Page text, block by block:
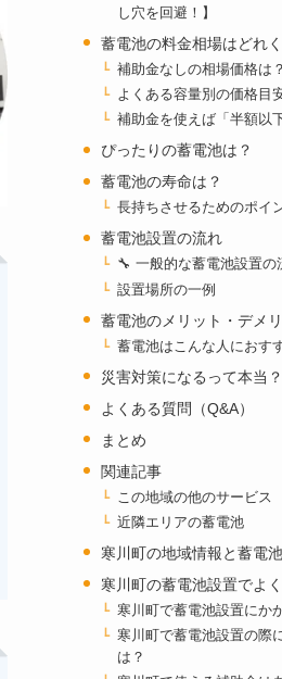
し穴を回避！】
蓄電池の料金相場はどれ
補助金なしの相場価格は？
よくある容量別の価格目
補助金を使えば「半額以
ぴったりの蓄電池は？
蓄電池の寿命は？
長持ちさせるためのポイ
蓄電池設置の流れ
🔧 一般的な蓄電池設置の
設置場所の一例
蓄電池のメリット・デメ
蓄電池はこんな人におす
災害対策になるって本当？
よくある質問（Q&A）
まとめ
関連記事
この地域の他のサービス
近隣エリアの蓄電池
寒川町の地域情報と蓄電
寒川町の蓄電池設置でよ
寒川町で蓄電池設置にか
寒川町で蓄電池設置の際
は？